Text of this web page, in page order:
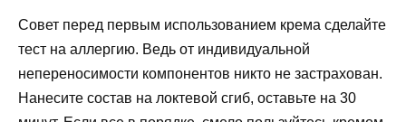
Совет перед первым использованием крема сделайте
тест на аллергию. Ведь от индивидуальной
непереносимости компонентов никто не застрахован.
Нанесите состав на локтевой сгиб, оставьте на 30